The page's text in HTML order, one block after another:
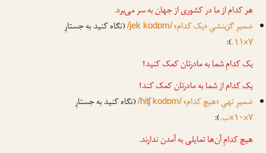
هر کدام از مادر کشوری از جهان به سر می‌برد.
ضمیرِ گزینشیِ «یک کدام»/jek kodɒm/(نگاه کنید به جستارِ
۷×۱۱.
):
یک کدامِ شمابه مادرتان کمک کنید!
یک کدام از شمابه مادرتان کمک کند!
ضمیرِ تهیِ «هیچ کدام»/hiʧ kodɒm/(نگاه کنید به جستارِ
۷×۱۰×ب.
):
هیچ کدامِ آن‌هاتمایلی به آمدن ندارند.